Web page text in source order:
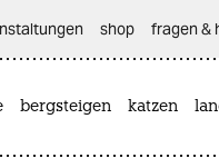
shop fragen &
bergsteigen katzen